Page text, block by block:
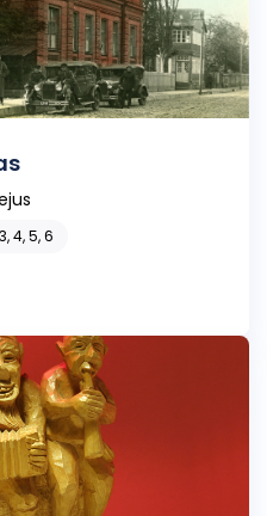
4, 5, 6